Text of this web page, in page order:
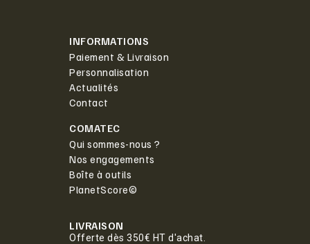
INFORMATIONS
Paiement & Livraison
Personnalisation
Actualités
Contact
COMATEC
Qui sommes-nous ?
Nos engagements
Boîte à outils
PlanetScore©
LIVRAISON
Offerte dès 350€ HT d'achat.